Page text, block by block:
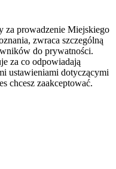
za prowadzenie Miejskiego
zwraca szczególną
do prywatności.
za co odpowiadają
ustawieniami dotyczącymi
chcesz zaakceptować.